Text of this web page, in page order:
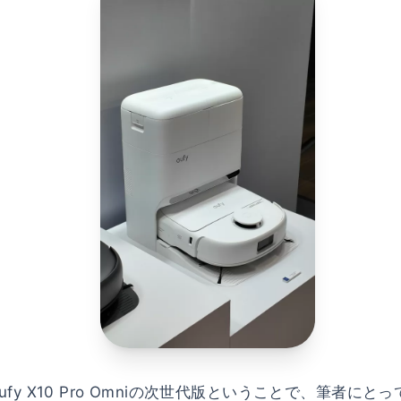
X10 Pro Omniの次世代版ということで、筆者にとっ